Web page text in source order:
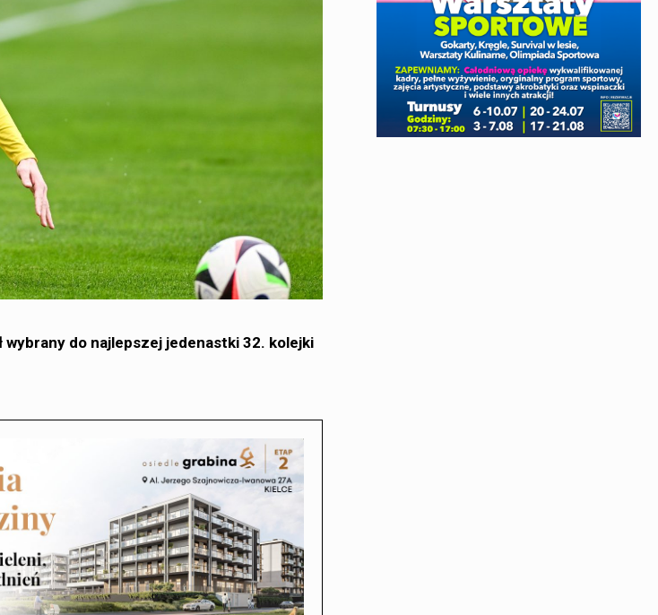
wybrany do najlepszej jedenastki 32. kolejki